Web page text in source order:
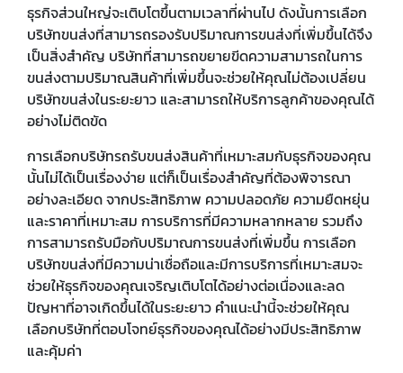
ธุรกิจส่วนใหญ่จะเติบโตขึ้นตามเวลาที่ผ่านไป ดังนั้นการเลือก
บริษัทขนส่งที่สามารถรองรับปริมาณการขนส่งที่เพิ่มขึ้นได้จึง
เป็นสิ่งสำคัญ บริษัทที่สามารถขยายขีดความสามารถในการ
ขนส่งตามปริมาณสินค้าที่เพิ่มขึ้นจะช่วยให้คุณไม่ต้องเปลี่ยน
บริษัทขนส่งในระยะยาว และสามารถให้บริการลูกค้าของคุณได้
อย่างไม่ติดขัด
การเลือกบริษัทรถรับขนส่งสินค้าที่เหมาะสมกับธุรกิจของคุณ
นั้นไม่ได้เป็นเรื่องง่าย แต่ก็เป็นเรื่องสำคัญที่ต้องพิจารณา
อย่างละเอียด จากประสิทธิภาพ ความปลอดภัย ความยืดหยุ่น
และราคาที่เหมาะสม การบริการที่มีความหลากหลาย รวมถึง
การสามารถรับมือกับปริมาณการขนส่งที่เพิ่มขึ้น การเลือก
บริษัทขนส่งที่มีความน่าเชื่อถือและมีการบริการที่เหมาะสมจะ
ช่วยให้ธุรกิจของคุณเจริญเติบโตได้อย่างต่อเนื่องและลด
ปัญหาที่อาจเกิดขึ้นได้ในระยะยาว คำแนะนำนี้จะช่วยให้คุณ
เลือกบริษัทที่ตอบโจทย์ธุรกิจของคุณได้อย่างมีประสิทธิภาพ
และคุ้มค่า